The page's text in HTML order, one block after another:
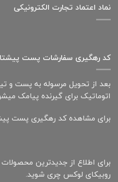
نماد اعتماد تجارت الكترونیكی
کد رهگیری سفارشات پست
بعد از تحویل مرسوله به پست و
اتوماتیک برای گیرنده پیامک
برای مشاهده کد رهگیری پست
برای اطلاع از جدیدترین
روبیکای لوکس چری شوید.